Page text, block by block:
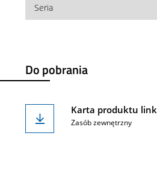
Seria
Do pobrania
Karta produktu link
Zasób zewnętrzny